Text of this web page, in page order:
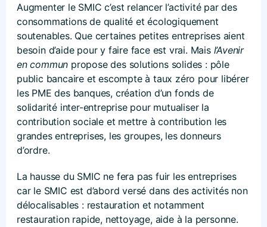
Augmenter le SMIC c’est relancer l’activité par des
consommations de qualité et écologiquement
soutenables. Que certaines petites entreprises aient
besoin d’aide pour y faire face est vrai. Maisl’Avenir
en commun propose des solutions solides : pôle
public bancaire et escompte à taux zéro pour libérer
les PME des banques, création d’un fonds de
solidarité inter-entreprise pour mutualiser la
contribution sociale et mettre à contribution les
grandes entreprises, les groupes, les donneurs
d’ordre.
La hausse du SMIC ne fera pas fuir les entreprises
car le SMIC est d’abord versé dans des activités non
délocalisables : restauration et notamment
restauration rapide, nettoyage, aide à la personne.